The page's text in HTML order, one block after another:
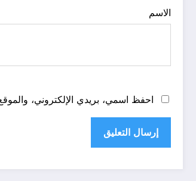
الاسم
احفظ اسمي، بريدي الإلكتروني،